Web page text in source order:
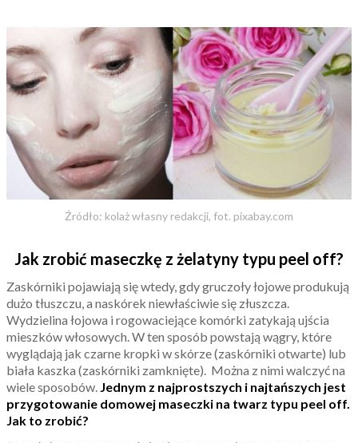
Źródło: kolaż własny redakcji, fot. pixabay.com
Jak zrobić maseczkę z żelatyny typu peel off?
Zaskórniki pojawiają się wtedy, gdy gruczoły łojowe produkują
dużo tłuszczu, a naskórek niewłaściwie się złuszcza.
Wydzielina łojowa i rogowaciejące komórki zatykają ujścia
mieszków włosowych. W ten sposób powstają wągry, które
wyglądają jak czarne kropki w skórze (zaskórniki otwarte) lub
biała kaszka (zaskórniki zamknięte). Można z nimi walczyć na
wiele sposobów. Jednym z najprostszych i najtańszych jest
przygotowanie domowej maseczki na twarz typu peel off.
Jak to zrobić?